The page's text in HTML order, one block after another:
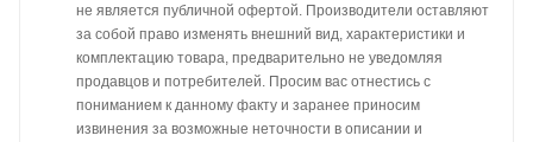
не является публичной офертой. Производители оставляют
за собой право изменять внешний вид, характеристики и
комплектацию товара, предварительно не уведомляя
продавцов и потребителей. Просим вас отнестись с
пониманием к данному факту и заранее приносим
извинения за возможные неточности в описании и